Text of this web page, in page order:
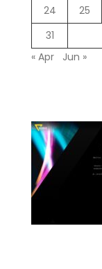
24 25
31
« Apr
Jun »